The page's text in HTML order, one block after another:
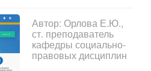
Автор: Орлова Е.Ю.,
ст. преподаватель
кафедры социально-
правовых дисциплин